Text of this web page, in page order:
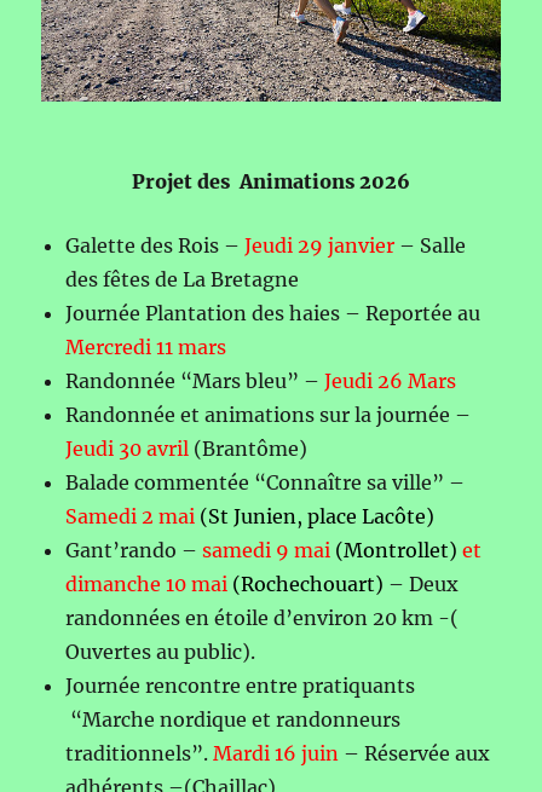
Projet des Animations 2026
Galette des Rois –Jeudi 29 janvier – Salle
des fêtes de La Bretagne
Journée Plantation des haies – Reportée au
Mercredi 11 mars
Randonnée “Mars bleu” –Jeudi 26 Mars
Randonnée et animations sur la journée –
Jeudi 30 avril (Brantôme)
Balade commentée “Connaître sa ville” –
Samedi 2 mai (St Junien, place Lacôte)
Gant’rando –samedi 9 mai (Montrollet) et
dimanche 10 mai (Rochechouart) – Deux
randonnées en étoile d’environ 20 km -(
Ouvertes au public).
Journée rencontre entre pratiquants
“Marche nordique et randonneurs
traditionnels”.Mardi 16 juin – Réservée aux
adhérents –(Chaillac)